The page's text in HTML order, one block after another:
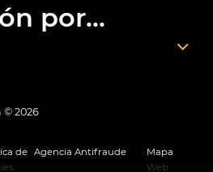
por...
© 2026
de Agencia Antifraude
Mapa
Web